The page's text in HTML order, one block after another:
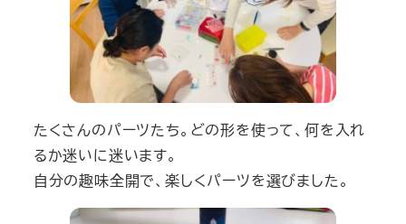
たくさんのパーツたち。どの形を使って、何を入れ
るか迷いに迷います。
自分の趣味全開で、楽しくパーツを選びました。